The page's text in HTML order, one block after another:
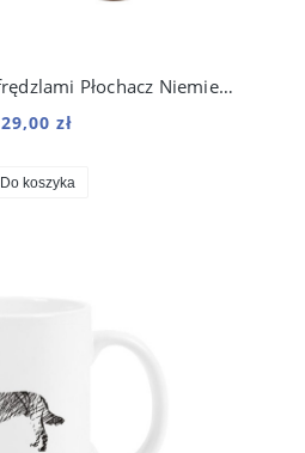
Brelok do kluczy z frędzlami Płochacz Niemiecki
29,00 zł
Do koszyka